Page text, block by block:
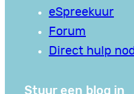
eSpreekuur
Forum
Direct hulp
Stuur een blog in